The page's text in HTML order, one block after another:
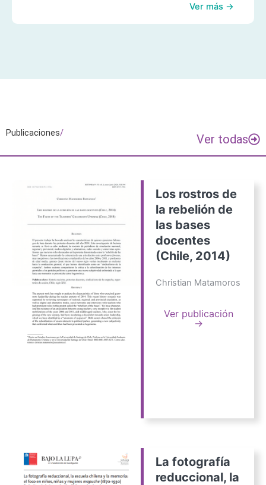
Ver más →
Publicaciones/ Ver todas
Los rostros de
la rebelión de
las bases
docentes
(Chile, 2014)
Christian Matamoros
Ver publicación
→
La fotografía
reduccional, la